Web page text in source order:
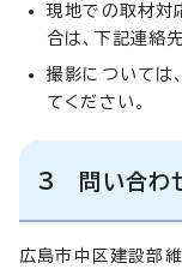
現地での取材対
合は、下記連絡
撮影については
てください。
3 問い合わ
広島市中区建設